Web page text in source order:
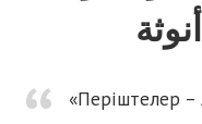
«Періштелер –